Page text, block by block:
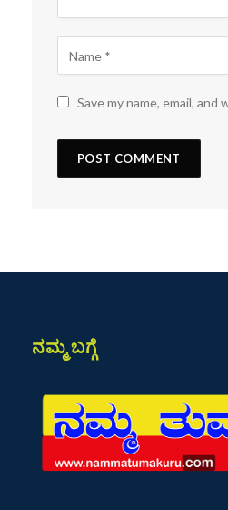
Save my name, email,
ನಮ್ಮ ಬಗ್ಗೆ